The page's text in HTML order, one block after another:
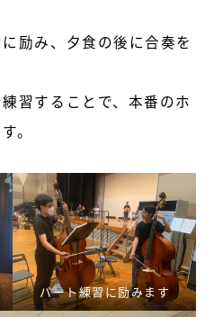
励み、夕食の後に合奏を
習することで、本番のホ
。
パート練習に励みます